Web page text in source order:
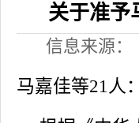
关于准予
信息来源：
马嘉佳等21 人 ：